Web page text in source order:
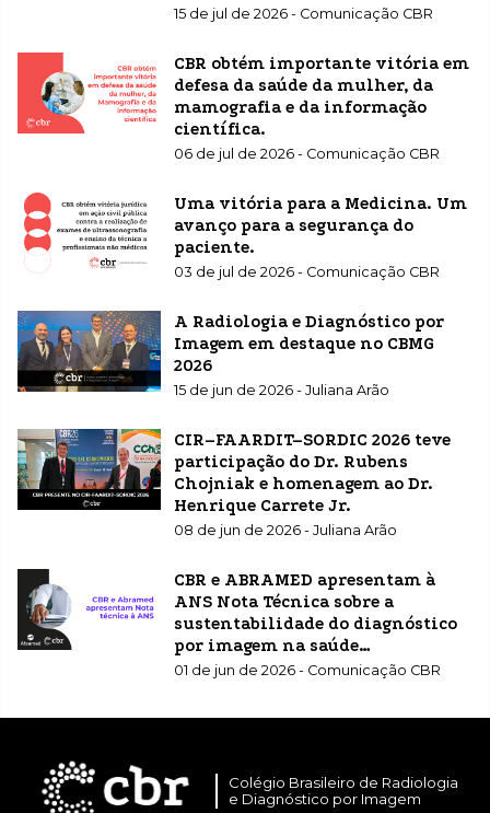
15 de jul de 2026 - Comunicação CBR
CBR obtém importante vitória em
defesa da saúde da mulher, da
mamografia e da informação
científica.
06 de jul de 2026 - Comunicação CBR
Uma vitória para a Medicina. Um
avanço para a segurança do
paciente.
03 de jul de 2026 - Comunicação CBR
A Radiologia e Diagnóstico por
Imagem em destaque no CBMG
2026
15 de jun de 2026 - Juliana Arão
CIR–FAARDIT–SORDIC 2026 teve
participação do Dr. Rubens
Chojniak e homenagem ao Dr.
Henrique Carrete Jr.
08 de jun de 2026 - Juliana Arão
CBR e ABRAMED apresentam à
ANS Nota Técnica sobre a
sustentabilidade do diagnóstico
por imagem na saúde
suplementar
01 de jun de 2026 - Comunicação CBR
Colégio Brasileiro de Radiologia
e Diagnóstico por Imagem